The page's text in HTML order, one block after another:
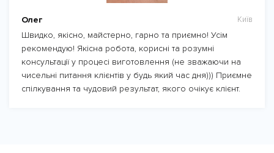
Олег Київ
Швидко, якісно, майстерно, гарно та приємно! Усім
рекомендую! Якісна робота, корисні та розумні
консультації у процесі виготовлення (не зважаючи на
чисельні питання клієнтів у будь який час дня))) Приємне
спілкування та чудовий результат, якого очікує клієнт.